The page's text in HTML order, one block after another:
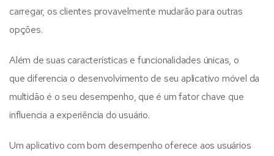
carregar, os clientes provavelmente mudarão para outras
opções.
Além de suas características e funcionalidades únicas, o
que diferencia o desenvolvimento de seu aplicativo móvel da
multidão é o seu desempenho, que é um fator chave que
influencia a experiência do usuário.
Um aplicativo com bom desempenho oferece aos usuários